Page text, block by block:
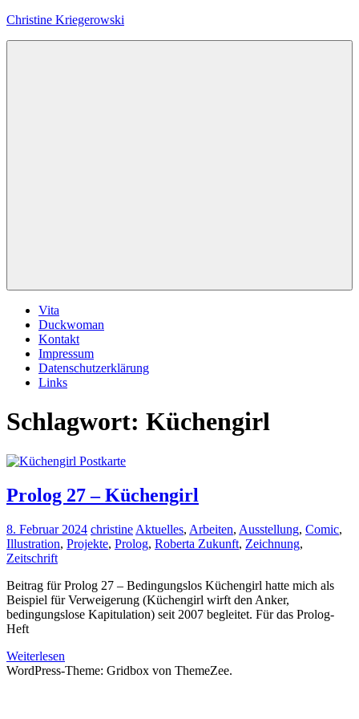
Zum
Christine Kriegerowski
Vita
Duckwoman
Kontakt
Impressum
Datenschutzerklärung
Links
Schlagwort: Küchengirl
Prolog 27 – Küchengirl
8. Februar 2024 christine Aktuelles, Arbeiten, Ausstellung, Comic,
Illustration, Projekte, Prolog, Roberta Zukunft, Zeichnung,
Zeitschrift
Beitrag für Prolog 27 – Bedingungslos Küchengirl hatte mich als
Beispiel für Verweigerung (Küchengirl wirft den Anker,
bedingungslose Kapitulation) seit 2007 begleitet. Für das Prolog-
Heft
Weiterlesen
WordPress-Theme: Gridbox von ThemeZee.